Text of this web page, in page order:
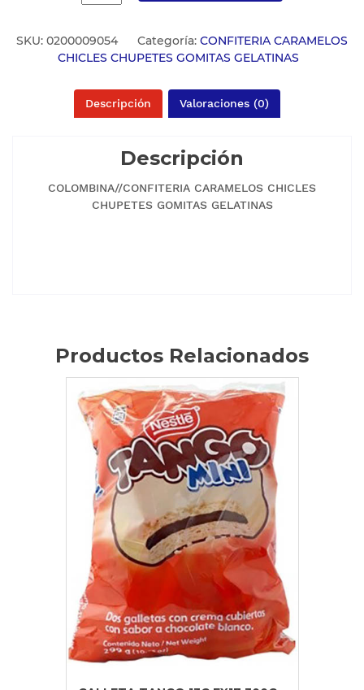
SKU: 0200009054 Categoría: CONFITERIA CARAMELOS
CHICLES CHUPETES GOMITAS GELATINAS
Descripción Valoraciones (0)
Descripción
COLOMBINA//CONFITERIA CARAMELOS CHICLES
CHUPETES GOMITAS GELATINAS
Productos Relacionados